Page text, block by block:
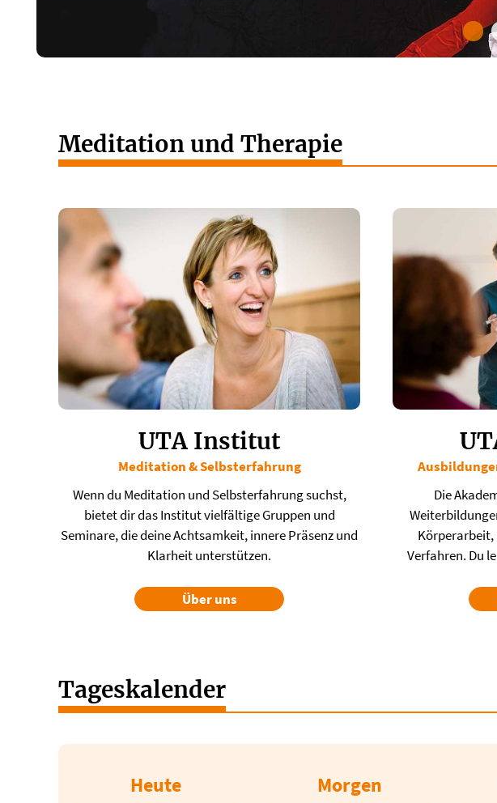
Meditation und Therapie
UTA Institut
Meditation & Selbsterfahrung
Wenn du Meditation und Selbsterfahrung suchst,
bietet dir das Institut vielfältige Gruppen und
Seminare, die deine Achtsamkeit, innere Präsenz und
Klarheit unterstützen.
Über uns
​Die
Verfahren. Du
Tageskalender
Heute Morgen